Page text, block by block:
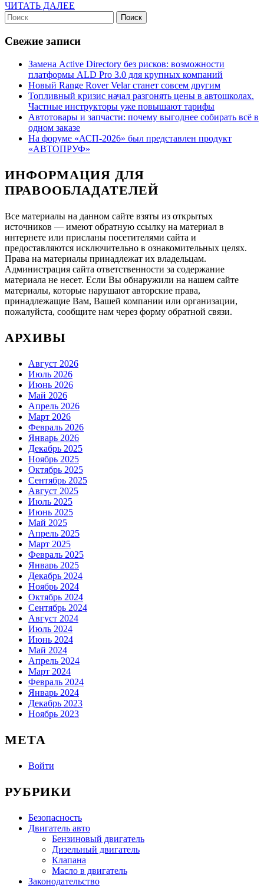
ЧИТАТЬ ДАЛЕЕ
Найти:
Свежие записи
Замена Active Directory без рисков: возможности
платформы ALD Pro 3.0 для крупных компаний
Новый Range Rover Velar станет совсем другим
Топливный кризис начал разгонять цены в автошколах.
Частные инструкторы уже повышают тарифы
Автотовары и запчасти: почему выгоднее собирать всё в
одном заказе
На форуме «АСП-2026» был представлен продукт
«АВТОПРУФ»
ИНФОРМАЦИЯ ДЛЯ
ПРАВООБЛАДАТЕЛЕЙ
Все материалы на данном сайте взяты из открытых
источников — имеют обратную ссылку на материал в
интернете или присланы посетителями сайта и
предоставляются исключительно в ознакомительных целях.
Права на материалы принадлежат их владельцам.
Администрация сайта ответственности за содержание
материала не несет. Если Вы обнаружили на нашем сайте
материалы, которые нарушают авторские права,
принадлежащие Вам, Вашей компании или организации,
пожалуйста, сообщите нам через форму обратной связи.
АРХИВЫ
Август 2026
Июль 2026
Июнь 2026
Май 2026
Апрель 2026
Март 2026
Февраль 2026
Январь 2026
Декабрь 2025
Ноябрь 2025
Октябрь 2025
Сентябрь 2025
Август 2025
Июль 2025
Июнь 2025
Май 2025
Апрель 2025
Март 2025
Февраль 2025
Январь 2025
Декабрь 2024
Ноябрь 2024
Октябрь 2024
Сентябрь 2024
Август 2024
Июль 2024
Июнь 2024
Май 2024
Апрель 2024
Март 2024
Февраль 2024
Январь 2024
Декабрь 2023
Ноябрь 2023
МЕТА
Войти
РУБРИКИ
Безопасность
Двигатель авто
Бензиновый двигатель
Дизельный двигатель
Клапана
Масло в двигатель
Законодательство